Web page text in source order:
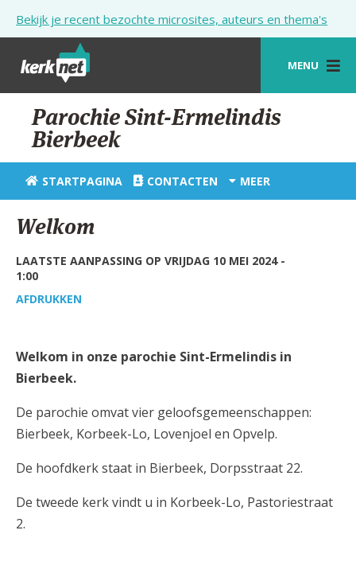
Bekijk je recent bezochte microsites, auteurs en thema's
MENU
STARTPAGINA
KERK
VIERINGEN
HULP
STARTPAGINA PORTAAL
AANMELDEN OF REGISTREREN
Parochie Sint-Ermelindis
Bierbeek
STARTPAGINA CONTACTEN MEER
Welkom
LAATSTE AANPASSING OP VRIJDAG 10 MEI 2024 -
1:00
AFDRUKKEN
Welkom in onze parochie Sint-Ermelindis in
Bierbeek.
De parochie omvat vier geloofsgemeenschappen:
Bierbeek, Korbeek-Lo, Lovenjoel en Opvelp.
De hoofdkerk staat in Bierbeek, Dorpsstraat 22.
De tweede kerk vindt u in Korbeek-Lo, Pastoriestraat
2.